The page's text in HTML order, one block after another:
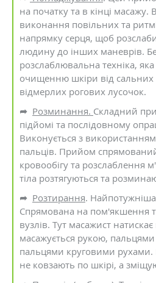
на початку та в кінці масажу.
виконання повільних та
напрямку серця, щоб
людину до інших маневрів.
розслаблювальна техніка,
очищенню шкіри від сальних
відмерлих рогових лусочок.
➦ Розминання. Складний
підйомі та послідовному
Виконується з
пальців. Прийом
кровообігу та розслаблення
тіла розтягуються та
➦ Розтирання.
Спрямована на пом'якшення
вузлів. Тут масажист
масажується рукою,
пальцями круговими рухами.
не ковзають по шкірі, а